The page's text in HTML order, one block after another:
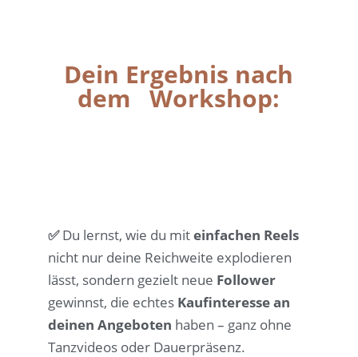
Dein Ergebnis nach
dem Workshop:
✅Du lernst, wie du miteinfachen Reels
nicht nur deine Reichweite explodieren
lässt, sondern gezielt neue Follower
gewinnst, die echtes Kaufinteresse an
deinen Angeboten haben – ganz ohne
Tanzvideos oder Dauerpräsenz.